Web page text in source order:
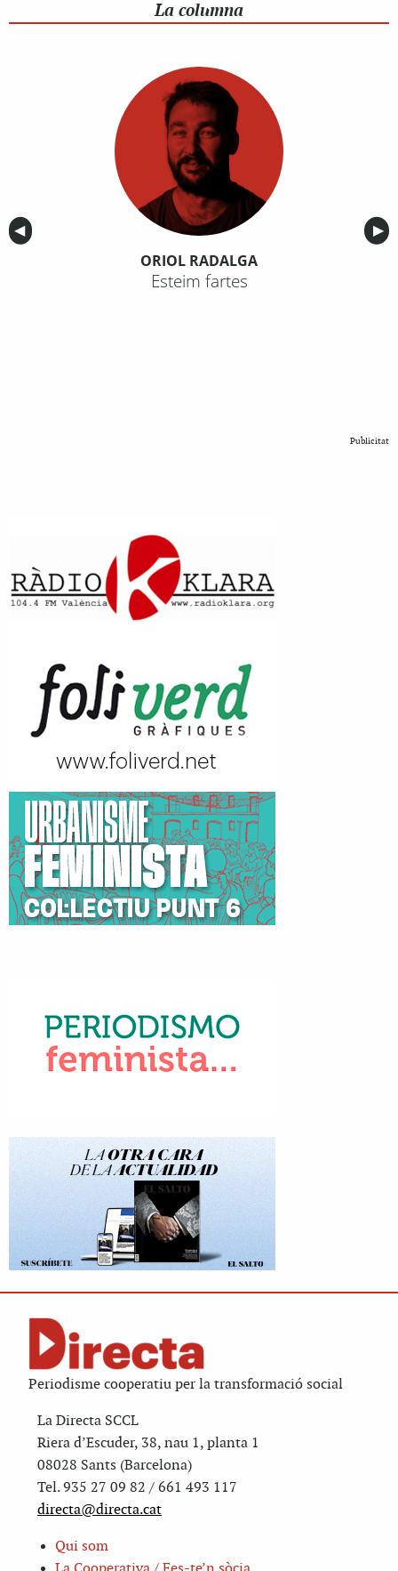
La columna
Anterior
◀︎ ▶︎
ORIOL RADALGA
Esteim fartes
Publicitat
Periodisme cooperatiu per la transformació social
La Directa SCCL
Riera d’Escuder, 38, nau 1, planta 1
08028 Sants (Barcelona)
Tel. 935 27 09 82 / 661 493 117
directa@directa.cat
Qui som